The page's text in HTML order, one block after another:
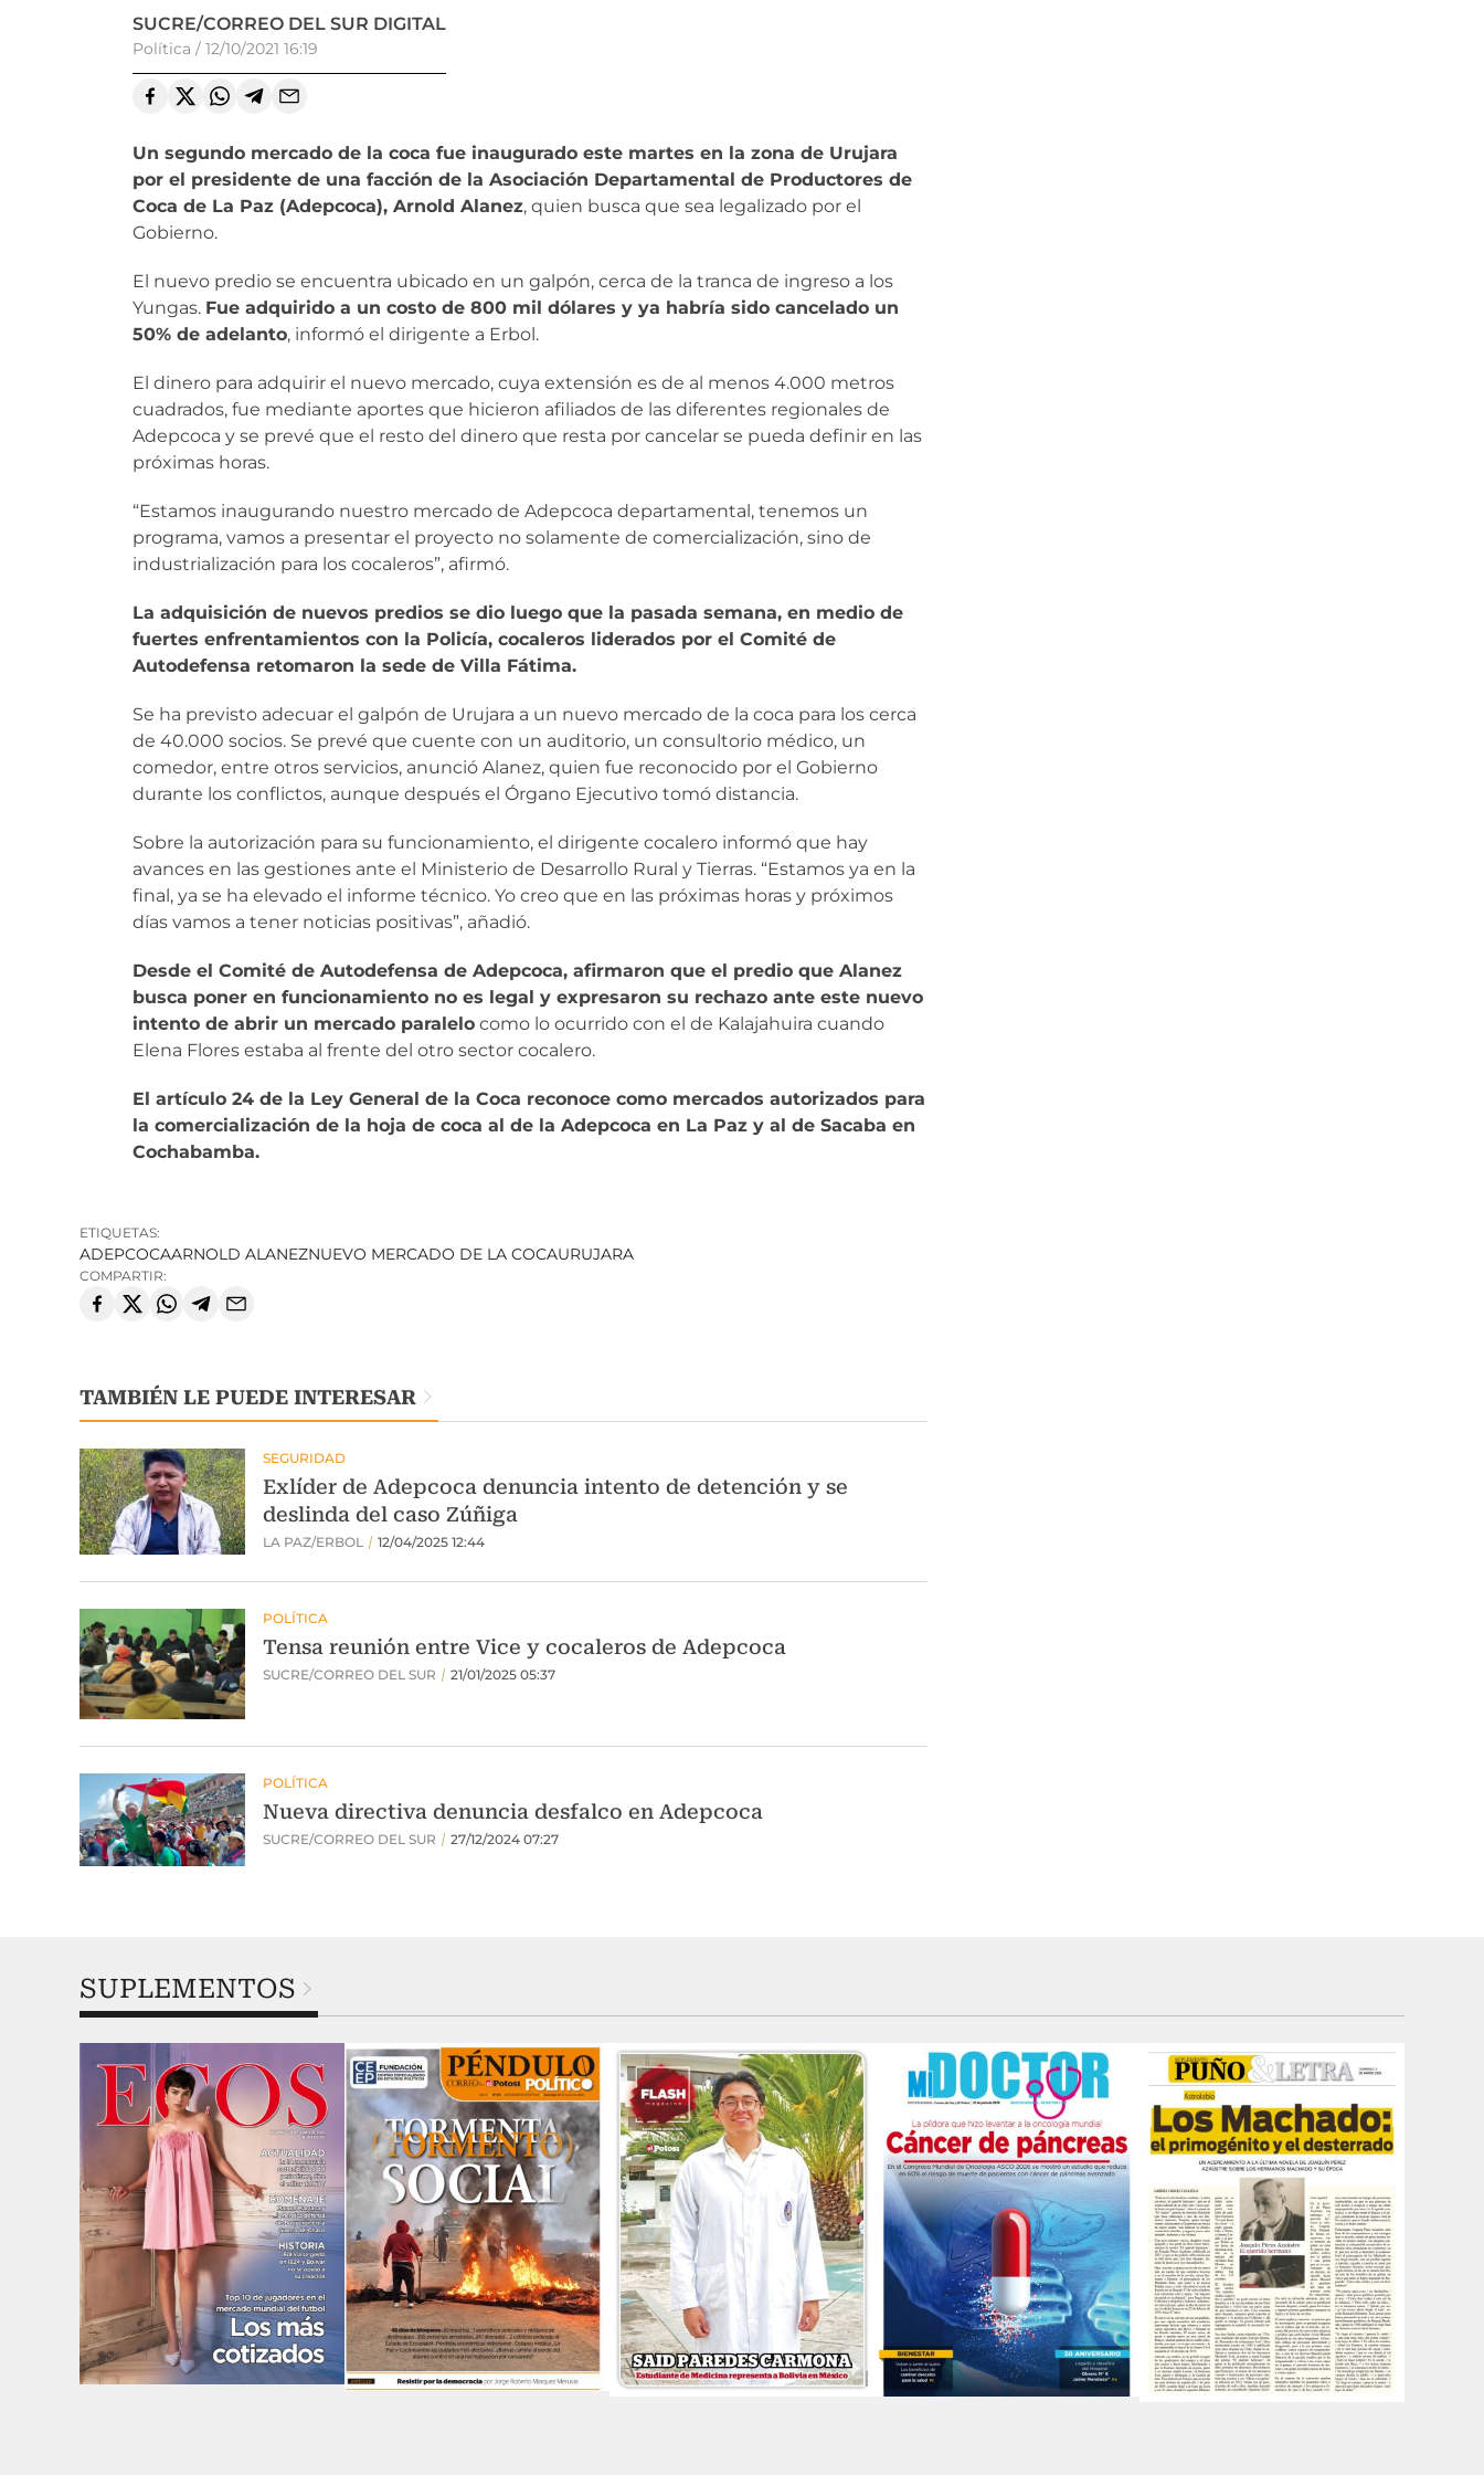
SUCRE/CORREO DEL SUR DIGITAL
Política / 12/10/2021 16:19
Un segundo mercado de la coca fue inaugurado este martes en la zona de Urujara
por el presidente de una facción de la Asociación Departamental de Productores de
Coca de La Paz (Adepcoca), Arnold Alanez, quien busca que sea legalizado por el
Gobierno.
El nuevo predio se encuentra ubicado en un galpón, cerca de la tranca de ingreso a los
Yungas. Fue adquirido a un costo de 800 mil dólares y ya habría sido cancelado un
50% de adelanto, informó el dirigente a Erbol.
El dinero para adquirir el nuevo mercado, cuya extensión es de al menos 4.000 metros
cuadrados, fue mediante aportes que hicieron afiliados de las diferentes regionales de
Adepcoca y se prevé que el resto del dinero que resta por cancelar se pueda definir en las
próximas horas.
“Estamos inaugurando nuestro mercado de Adepcoca departamental, tenemos un
programa, vamos a presentar el proyecto no solamente de comercialización, sino de
industrialización para los cocaleros”, afirmó.
La adquisición de nuevos predios se dio luego que la pasada semana, en medio de
fuertes enfrentamientos con la Policía, cocaleros liderados por el Comité de
Autodefensa retomaron la sede de Villa Fátima.
Se ha previsto adecuar el galpón de Urujara a un nuevo mercado de la coca para los cerca
de 40.000 socios. Se prevé que cuente con un auditorio, un consultorio médico, un
comedor, entre otros servicios, anunció Alanez, quien fue reconocido por el Gobierno
durante los conflictos, aunque después el Órgano Ejecutivo tomó distancia.
Sobre la autorización para su funcionamiento, el dirigente cocalero informó que hay
avances en las gestiones ante el Ministerio de Desarrollo Rural y Tierras. “Estamos ya en la
final, ya se ha elevado el informe técnico. Yo creo que en las próximas horas y próximos
días vamos a tener noticias positivas”, añadió.
Desde el Comité de Autodefensa de Adepcoca, afirmaron que el predio que Alanez
busca poner en funcionamiento no es legal y expresaron su rechazo ante este nuevo
intento de abrir un mercado paralelo como lo ocurrido con el de Kalajahuira cuando
Elena Flores estaba al frente del otro sector cocalero.
El artículo 24 de la Ley General de la Coca reconoce como mercados autorizados para
la comercialización de la hoja de coca al de la Adepcoca en La Paz y al de Sacaba en
Cochabamba.
ETIQUETAS:
ADEPCOCAARNOLD ALANEZNUEVO MERCADO DE LA COCAURUJARA
COMPARTIR:
TAMBIÉN LE PUEDE INTERESAR
SUPLEMENTOS